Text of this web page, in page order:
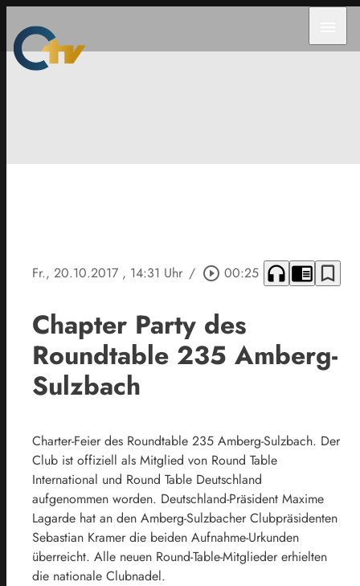
Fr., 20.10.2017 , 14:31 Uhr / play_circle_outline 00:25 headphones chrome_reader_mode bookmark_border
Chapter Party des
Roundtable 235 Amberg-
Sulzbach
Charter-Feier des Roundtable 235 Amberg-Sulzbach. Der
Club ist offiziell als Mitglied von Round Table
International und Round Table Deutschland
aufgenommen worden. Deutschland-Präsident Maxime
Lagarde hat an den Amberg-Sulzbacher Clubpräsidenten
Sebastian Kramer die beiden Aufnahme-Urkunden
überreicht. Alle neuen Round-Table-Mitglieder erhielten
die nationale Clubnadel.